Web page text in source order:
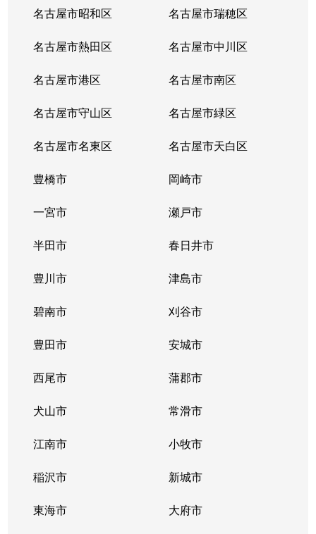
山田
1,300万円 平安通
山田北町
1,800万円 上飯田
瑠璃光町
志賀本通
若葉通
3,600万円 志賀本通
若葉通
4,300万円 平安通
名古屋市昭和区 名古屋市瑞穂区
名古屋市熱田区 名古屋市中川区
名古屋市港区 名古屋市南区
名古屋市守山区 名古屋市緑区
名古屋市名東区 名古屋市天白区
豊橋市 岡崎市
一宮市 瀬戸市
半田市 春日井市
豊川市 津島市
碧南市 刈谷市
豊田市 安城市
西尾市 蒲郡市
犬山市 常滑市
江南市 小牧市
稲沢市 新城市
東海市 大府市